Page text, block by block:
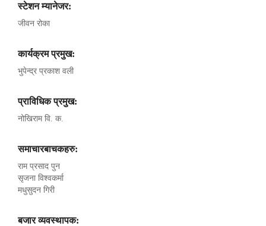
स्टेशन म्यानेजर:
जीवन रोका
कार्यक्रम प्रमुख:
भुपेन्द्र प्रकाश वली
प्राविधिक प्रमुख:
नोखिराम वि. क.
समाचारबाचकहरु:
राम प्रसाद पुन
सृजना विश्वकर्मा
मधुसुदन गिरी
बजार व्यवस्थापक: